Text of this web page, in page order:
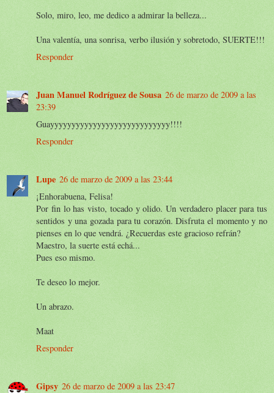
Solo, miro, leo, me dedico a admirar la belleza...
Una valentía, una sonrisa, verbo ilusión y sobretodo, SUERTE!!!
Responder
Juan Manuel Rodríguez de Sousa 26 de marzo de 2009 a las
23:39
Guayyyyyyyyyyyyyyyyyyyyyyyyyyyy!!!!
Responder
Lupe 26 de marzo de 2009 a las 23:44
¡Enhorabuena, Felisa!
Por fin lo has visto, tocado y olido. Un verdadero placer para tus
sentidos y una gozada para tu corazón. Disfruta el momento y no
pienses en lo que vendrá. ¿Recuerdas este gracioso refrán?
Maestro, la suerte está echá...
Pues eso mismo.
Te deseo lo mejor.
Un abrazo.
Maat
Responder
Gipsy 26 de marzo de 2009 a las 23:47